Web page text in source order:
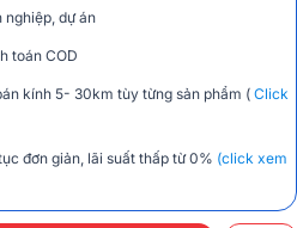
nghiệp, dự án
toán COD
kính 5- 30km tùy từng sản phẩm ( Click
đơn giản, lãi suất thấp từ 0% (click xem